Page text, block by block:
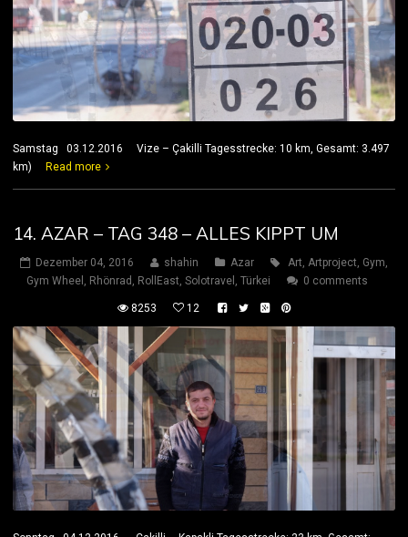
Samstag 03.12.2016 Vize – Çakilli Tagesstrecke: 10 km, Gesamt: 3.497
km) Read more
14. AZAR – TAG 348 – ALLES KIPPT UM
Dezember 04, 2016 shahin Azar Art Artproject Gym
Gym Wheel
Rhönrad RollEast Solotravel Türkei 0 comments
8253 12